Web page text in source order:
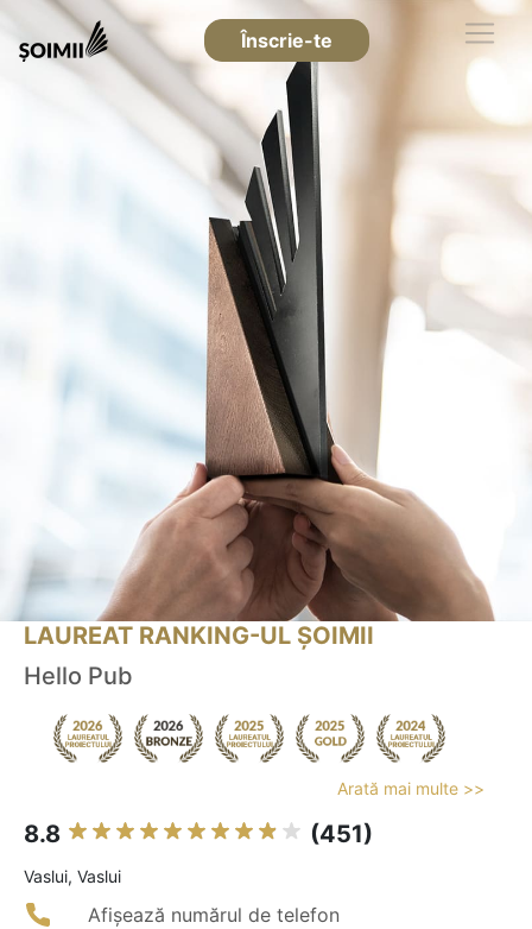
Înscrie-te
LAUREAT RANKING-UL ȘOIMII
Hello Pub
Arată mai multe >>
8.8 (451)
Vaslui, Vaslui
Afișează numărul de telefon